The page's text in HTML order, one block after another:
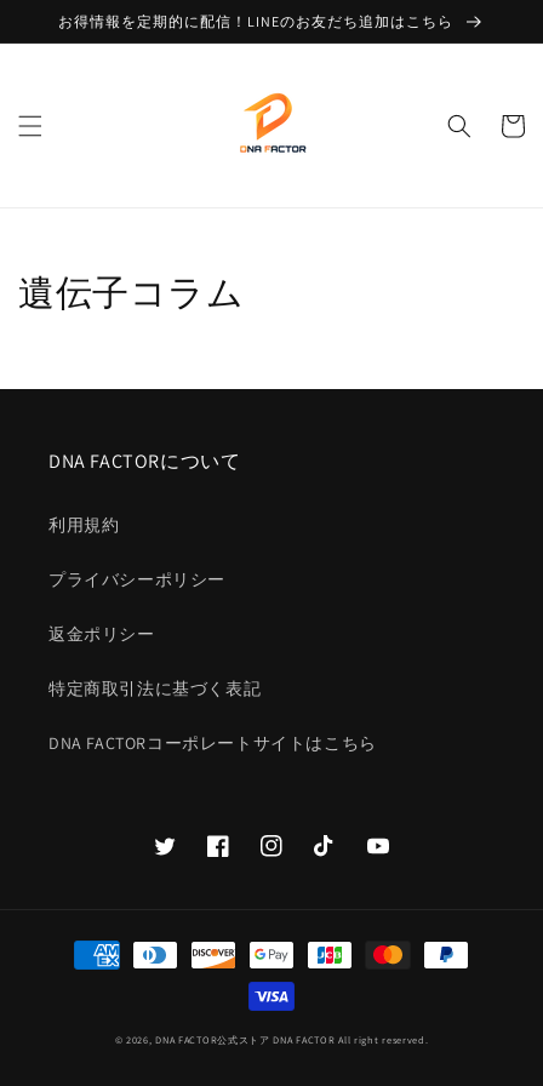
ンツに
進む
お得情報を定期的に配信！LINEのお友だち追加はこちら
ー
遺伝子コラム
DNA FACTORについて
利用規約
プライバシーポリシー
返金ポリシー
特定商取引法に基づく表記
DNA FACTORコーポレートサイトはこちら
TwitterFacebookInstagramTikTok YouTube
© 2026,DNA FACTOR公式ストア DNA FACTOR All right reserved.